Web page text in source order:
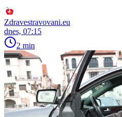
Zdravestravovani.eu
dnes, 07:15
2 min